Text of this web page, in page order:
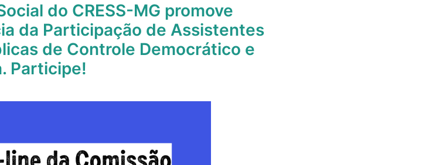
do CRESS-MG promove
da Participação de Assistentes
de Controle Democrático e
Participe!